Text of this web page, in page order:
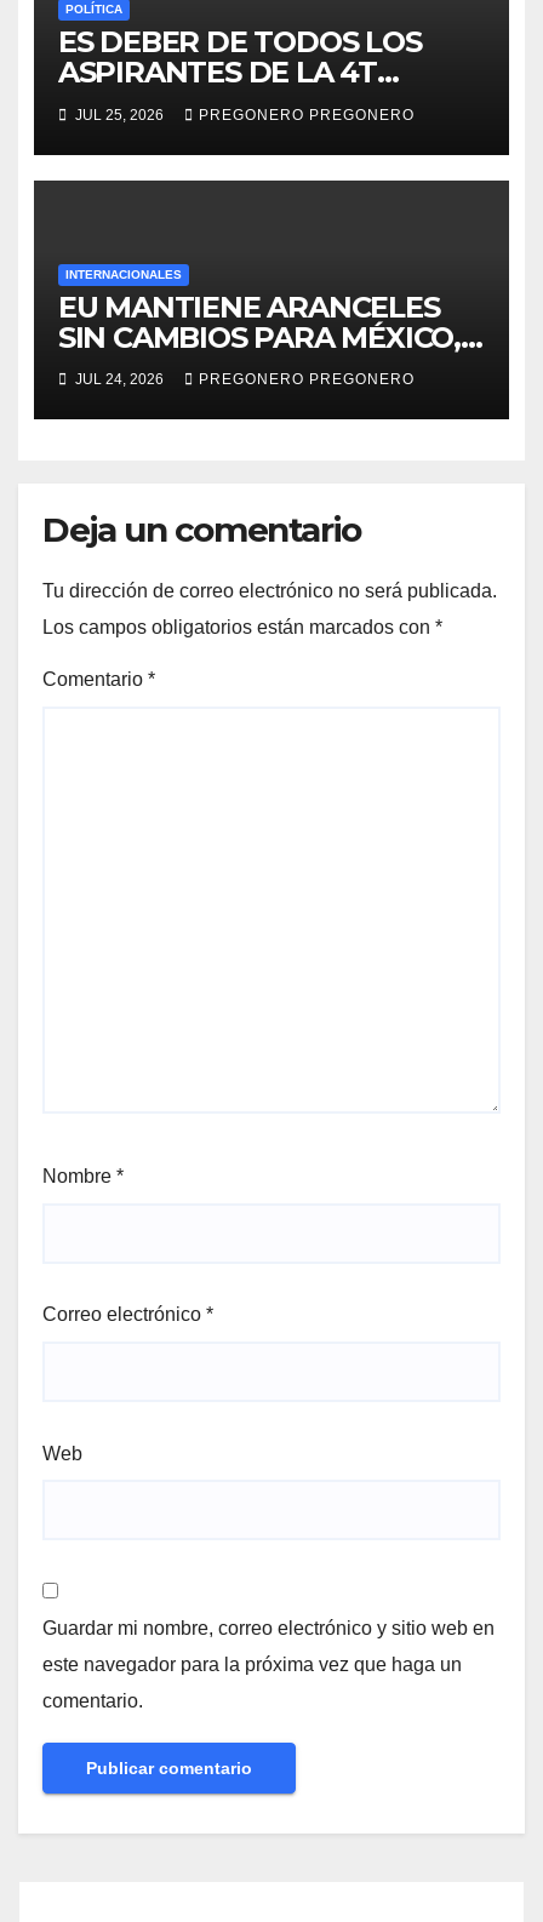
POLÍTICA
ES DEBER DE TODOS LOS
ASPIRANTES DE LA 4T
ESCUCHAR DIRECTAMENTE
AL PUEBLO: TORRES PIÑA
JUL 25, 2026 PREGONERO PREGONERO
INTERNACIONALES
EU MANTIENE ARANCELES
SIN CAMBIOS PARA MÉXICO,
ASEGURA EBRARD
JUL 24, 2026 PREGONERO PREGONERO
Deja un comentario
Tu dirección de correo electrónico no será publicada.
Los campos obligatorios están marcados con *
Comentario *
Nombre *
Correo electrónico *
Web
Guardar mi nombre, correo electrónico y sitio web en
este navegador para la próxima vez que haga un
comentario.